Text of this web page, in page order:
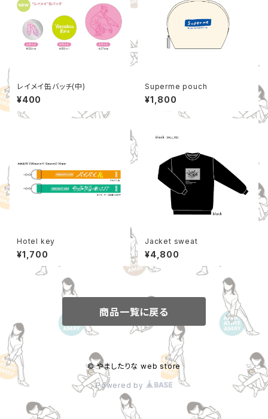
レイメイ缶バッチ(中)
¥400
Superme pouch
¥1,800
Hotel key
¥1,700
Jacket sweat
¥4,800
商品一覧に戻る
© やましたりな web store
Powered by